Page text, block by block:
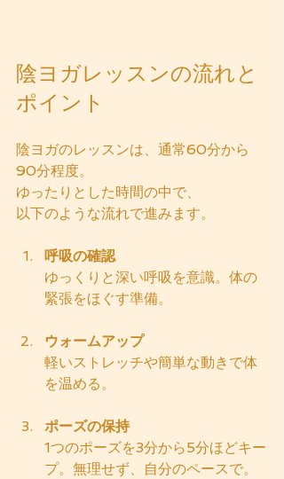
陰ヨガレッスンの流れと
ポイント
陰ヨガのレッスンは、通常60分から
90分程度。
ゆったりとした時間の中で、
以下のような流れで進みます。
呼吸の確認
ゆっくりと深い呼吸を意識。体の
緊張をほぐす準備。
ウォームアップ
軽いストレッチや簡単な動きで体
を温める。
ポーズの保持
1つのポーズを3分から5分ほどキー
プ。無理せず、自分のペースで。